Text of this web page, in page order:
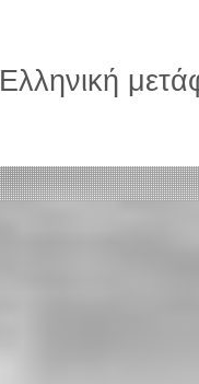
Ελληνική